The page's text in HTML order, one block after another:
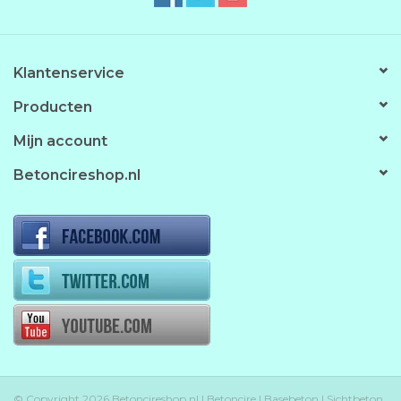
Klantenservice
Producten
Mijn account
Betoncireshop.nl